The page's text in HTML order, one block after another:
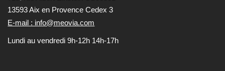
13593 Aix en Provence Cedex 3
E-mail : info@meovia.com
Lundi au vendredi 9h-12h 14h-17h